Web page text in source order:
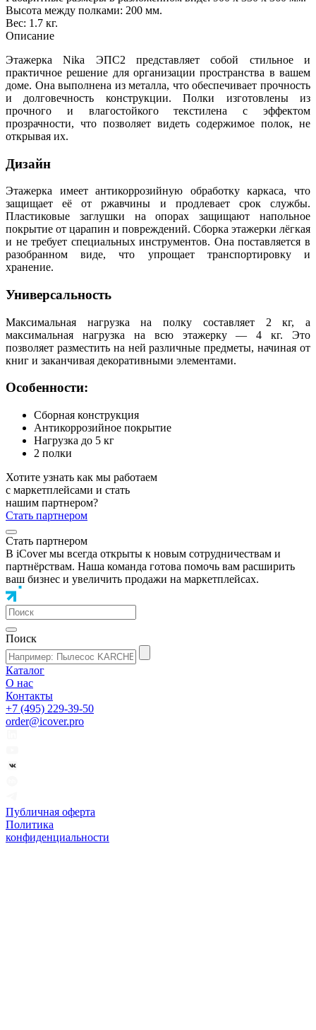
Высота между полками: 200 мм.
Вес: 1.7 кг.
Описание
Этажерка Nika ЭПС2 представляет собой стильное и
практичное решение для организации пространства в вашем
доме. Она выполнена из металла, что обеспечивает прочность
и долговечность конструкции. Полки изготовлены из
прочного и влагостойкого текстилена с эффектом
прозрачности, что позволяет видеть содержимое полок, не
открывая их.
Дизайн
Этажерка имеет антикоррозийную обработку каркаса, что
защищает её от ржавчины и продлевает срок службы.
Пластиковые заглушки на опорах защищают напольное
покрытие от царапин и повреждений. Сборка этажерки лёгкая
и не требует специальных инструментов. Она поставляется в
разобранном виде, что упрощает транспортировку и
хранение.
Универсальность
Максимальная нагрузка на полку составляет 2 кг, а
максимальная нагрузка на всю этажерку — 4 кг. Это
позволяет разместить на ней различные предметы, начиная от
книг и заканчивая декоративными элементами.
Особенности:
Сборная конструкция
Антикоррозийное покрытие
Нагрузка до 5 кг
2 полки
Хотите узнать как мы работаем
с маркетплейсами и стать
нашим партнером?
Стать партнером
Стать партнером
В iCover мы всегда открыты к новым сотрудничествам и
партнёрствам. Наша команда готова помочь вам расширить
ваш бизнес и увеличить продажи на маркетплейсах.
Поиск
Каталог
О нас
Контакты
+7 (495) 229-39-50
order@icover.pro
Публичная оферта
Политика
конфиденциальности